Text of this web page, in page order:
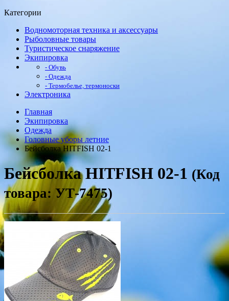
Категории
Водномоторная техника и аксессуары
Рыболовные товары
Туристическое снаряжение
Экипировка
- Обувь
- Одежда
- Термобелье, термоноски
Электроника
Главная
Экипировка
Одежда
Головные уборы летние
Бейсболка HITFISH 02-1
Бейсболка HITFISH 02-1 (Код
товара: УТ-7475)